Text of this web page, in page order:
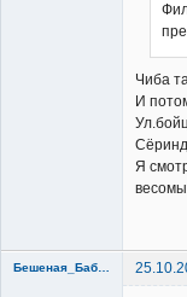
Чиба
И
Я
Бешеная_Бабуся